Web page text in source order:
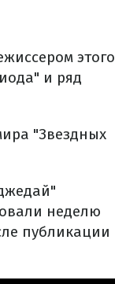
этого
и ряд
"Звездных
неделю
публикации